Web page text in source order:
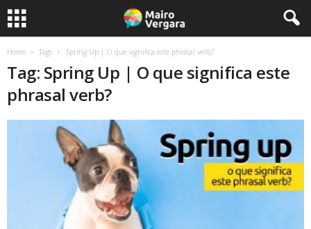
Home Tags Spring Up | O que significa este phrasal verb?
Tag: Spring Up | O que significa este
phrasal verb?